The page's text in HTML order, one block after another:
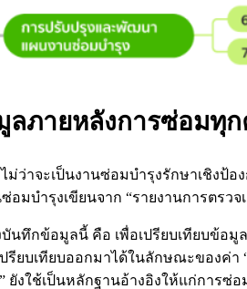
ภายหลังการซ่อมทุก
าจะเป็นงานซ่อมบำรุงรักษาเชิงป้องกั
มบำรุงเขียนจาก “รายงานการตรวจ
นทึกข้อมูลนี้ คือ เพื่อเปรียบเทียบข้อ
รียบเทียบออกมาได้ในลักษณะของค่า
” ยังใช้เป็นหลักฐานอ้างอิงให้แก่การ